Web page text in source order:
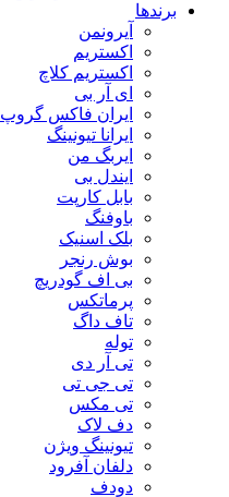
برندها
آیرونمن
اکستریم
اکستریم کلاچ
ای آر بی
ایران فاکس گروپ
ایرانا تیونینگ
ایربگ من
ایندل بی
بابل کارپت
باوفنگ
بلک اسنیک
بوش رنجر
بی اف گودریچ
پرماتکس
تاف داگ
توله
تی آر دی
تی جی تی
تی مکس
دف لاک
تیونینگ ویژن
دلفان آفرود
دودف